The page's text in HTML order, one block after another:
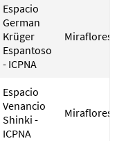
Espacio
German
Krüger
Espantoso
- ICPNA
Miraflores
Espacio
Venancio
Shinki -
ICPNA
Miraflores